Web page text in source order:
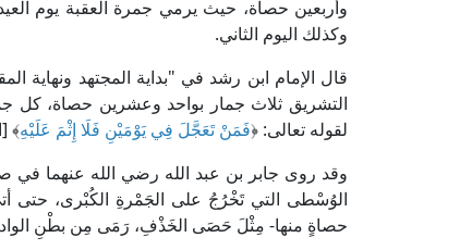
وأربعين حصاة، حيث يرمي جمرة العقبة يوم
وكذلك اليوم الثاني.
التشريق ثلاث جمار بواحد وعشرين حصاة، كل
لقوله تعالى: ﴿فَمَنْ تَعَجَّلَ فِي يَوْمَيْنِ فَلَا إِثْمَ عَلَيْهِ﴾
وقد روى جابر بن عبد الله رضي الله عنهما
الوُسْطى التي تَخْرُجُ على الجَمْرةِ الكُبْرى، حتى
حصاةٍ منها- مِثْلَ حَصَى الخَذْفِ، رَمَى مِن بطْنِ